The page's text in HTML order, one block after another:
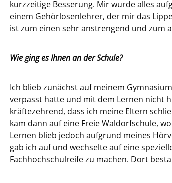
kurzzeitige Besserung. Mir wurde alles
einem Gehörlosenlehrer, der mir das
ist zum einen sehr anstrengend und zum
Wie ging es Ihnen an der Schule?
Ich blieb zunächst auf meinem
verpasst hatte und mit dem Lernen nicht
kräftezehrend, dass ich meine Eltern
kam dann auf eine Freie Waldorfschule,
Lernen blieb jedoch aufgrund meines
gab ich auf und wechselte auf eine
Fachhochschulreife zu machen. Dort